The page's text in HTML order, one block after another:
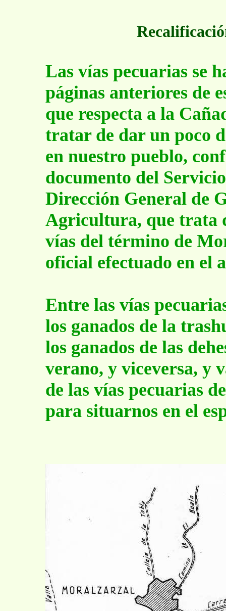
Las vías pecuarias se
páginas anteriores de
que respecta a la
tratar de dar un poco
en nuestro pueblo,
documento del
Dirección General de
Agricultura, que trata
vías del término de
oficial efectuado en el
Entre las vías
los ganados de la
los ganados de las
verano, y viceversa, y
de las vías pecuarias
para situarnos en el